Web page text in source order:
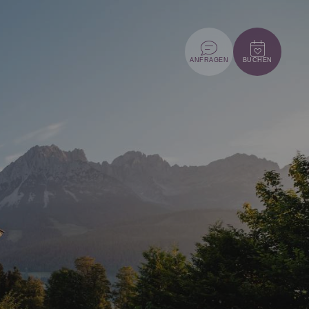
ANFRAGEN BUCHEN